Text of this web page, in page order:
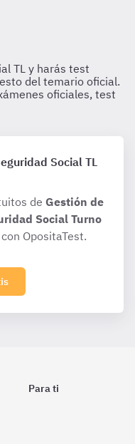
Social TL
de Gestión de
Social Turno
OpositaTest.
Para ti